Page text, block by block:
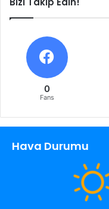
0
Fans
Hava Durumu